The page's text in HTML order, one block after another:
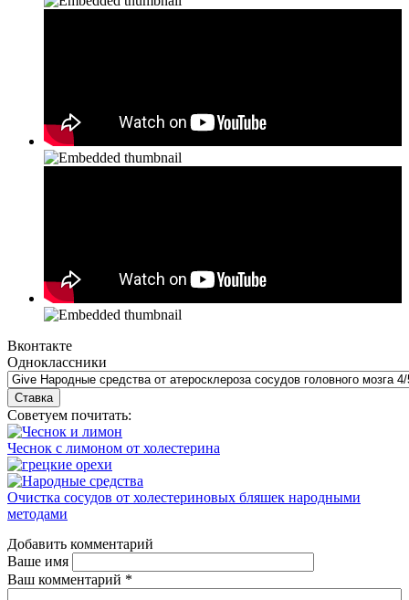
Вконтакте
Одноклассники
Советуем почитать:
Чеснок с лимоном от холестерина
Очистка сосудов от холестериновых бляшек народными
методами
Добавить комментарий
Ваше имя
Ваш комментарий *